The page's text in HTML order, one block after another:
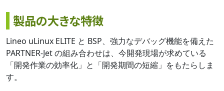
製品の大きな特徴
Lineo uLinux ELITE と BSP、強力なデバッグ機能を備えた
PARTNER-Jet の組み合わせは、今開発現場が求めている
「開発作業の効率化」と「開発期間の短縮」をもたらしま
す。